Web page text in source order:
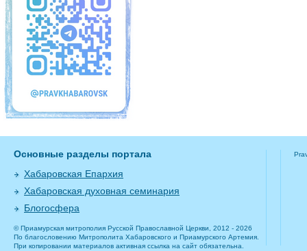
Основные разделы портала
Хабаровская Епархия
Хабаровская духовная семинария
Блогосфера
© Приамурская митрополия Русской Православной Церкви, 2012 - 2026
По благословению Митрополита Хабаровского и Приамурского Артемия.
При копировании материалов активная ссылка на сайт обязательна.